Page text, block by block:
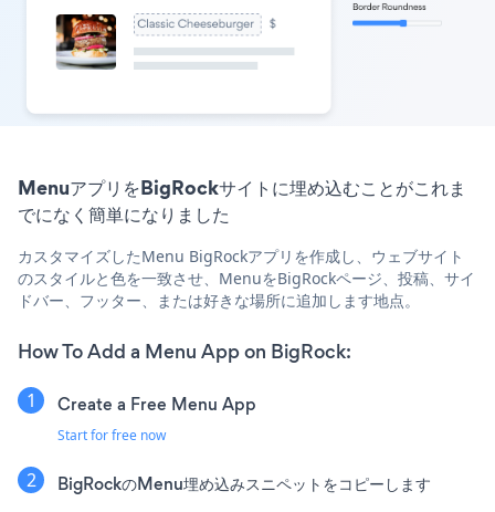
MenuアプリをBigRockサイトに埋め込むことがこれま
でになく簡単になりました
カスタマイズしたMenu BigRockアプリを作成し、ウェブサイト
のスタイルと色を一致させ、MenuをBigRockページ、投稿、サイ
ドバー、フッター、または好きな場所に追加します地点。
How To Add a Menu App on BigRock:
Create a Free Menu App
Start for free now
BigRockのMenu埋め込みスニペットをコピーします